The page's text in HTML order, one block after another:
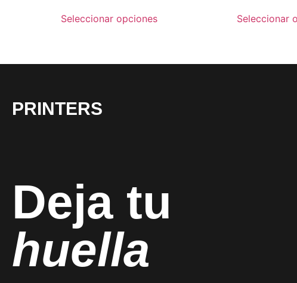
Seleccionar opciones Seleccionar
PRINTERS
Deja tu
huella